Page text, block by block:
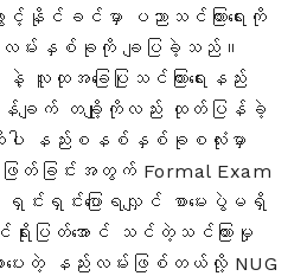
မဖွင့်နိုင်ခင်မှာ ပညာသင်‌ကြားရေးကို
မ်းနှစ်ခုကို ချပြခဲ့သည်။
နဲ့ လူထုအခြေပြုသင်ကြားရေးနည်း
န်ချက် တချို့ကိုလည်း ထုတ်ပြန်ခဲ့
ါ နည်းစနစ်နှစ်ခုစလုံးမှာ
ြတ်ခြင်းအတွက် Formal Exam
ရှင်းရှင်းပြောရလျှင် စာမေးပွဲမရှိ
ရိုးပြတ်အောင် သင်တဲ့သင်ကြားမှု
ေးတဲ့ နည်းလမ်းဖြစ်တယ်လို့ NUG